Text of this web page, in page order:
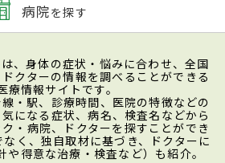
病院を探す
、身体の症状・悩みに合わせ、全国
クターの情報を調べることができる
療情報サイトです。
・駅、診療時間、医院の特徴などの
になる症状、病名、検査名などから
・病院、ドクターを探すことができ
く、独自取材に基づき、ドクターに
や得意な治療・検査など）も紹介。